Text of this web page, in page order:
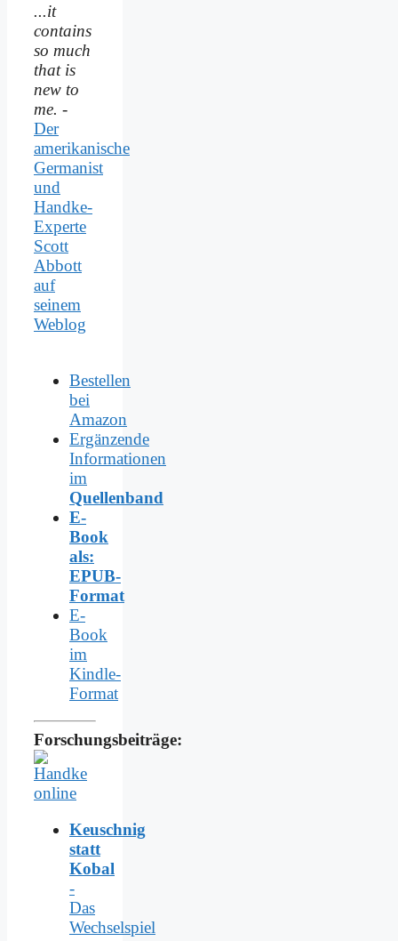
...it
contains
so much
that is
new to
me. -
Der
amerikanische
Germanist
und
Handke-
Experte
Scott
Abbott
auf
seinem
Weblog
Bestellen
bei
Amazon
Ergänzende
Informationen
im
Quellenband
E-
Book
als:
EPUB-
Format
E-
Book
im
Kindle-
Format
Forschungsbeiträge:
Keuschnig
statt
Kobal
-
Das
Wechselspiel